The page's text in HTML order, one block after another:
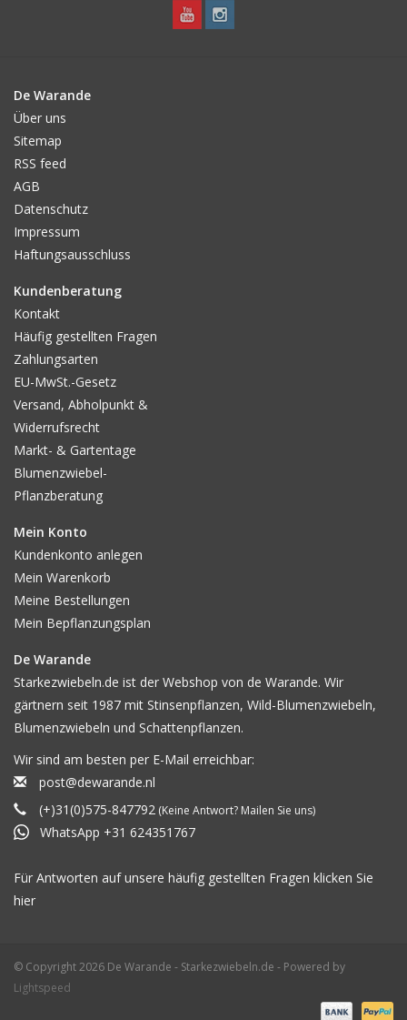
De Warande
Über uns
Sitemap
RSS feed
AGB
Datenschutz
Impressum
Haftungsausschluss
Kundenberatung
Kontakt
Häufig gestellten Fragen
Zahlungsarten
EU-MwSt.-Gesetz
Versand, Abholpunkt &
Widerrufsrecht
Markt- & Gartentage
Blumenzwiebel-
Pflanzberatung
Mein Konto
Kundenkonto anlegen
Mein Warenkorb
Meine Bestellungen
Mein Bepflanzungsplan
De Warande
Starkezwiebeln.de ist der Webshop von de Warande. Wir
gärtnern seit 1987 mit Stinsenpflanzen, Wild-Blumenzwiebeln,
Blumenzwiebeln und Schattenpflanzen.
Wir sind am besten per E-Mail erreichbar:
post@dewarande.nl
(+)31(0)575-847792 (Keine Antwort? Mailen Sie uns)
WhatsApp +31 624351767
Für Antworten auf unsere häufig gestellten Fragen klicken Sie
hier
© Copyright 2026 De Warande - Starkezwiebeln.de - Powered by
Lightspeed